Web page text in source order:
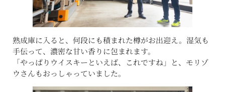
熟成庫に入ると、何段にも積まれた樽がお出迎え。湿気も
手伝って、濃密な甘い香りに包まれます。
「やっぱりウイスキーといえば、これですね」と、モリゾ
ウさんもおっしゃっていました。